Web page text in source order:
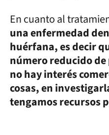
En cuanto al
una enfermedad
huérfana, es decir
número reducido
no hay interés
cosas, en
tengamos recursos